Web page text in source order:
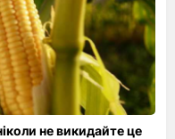
не викидайте це